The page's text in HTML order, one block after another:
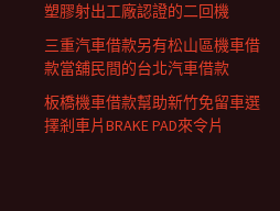
塑膠射出工廠認證的二回機
三重汽車借款另有松山區機車借
款當舖民間的台北汽車借款
板橋機車借款幫助新竹免留車選
擇剎車片BRAKE PAD來令片